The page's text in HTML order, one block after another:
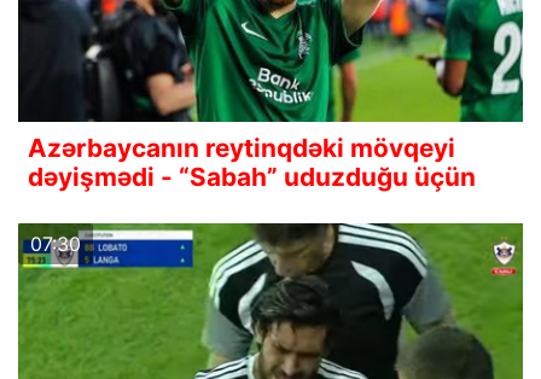
Azərbaycanın reytinqdəki mövqeyi
dəyişmədi - “Sabah” uduzduğu üçün
07:30